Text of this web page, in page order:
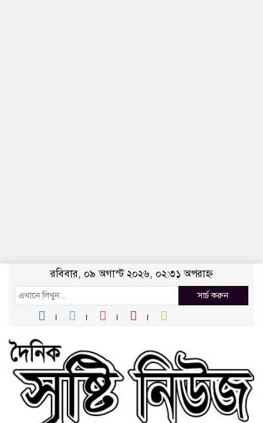
রবিবার, ০৯ অগাস্ট ২০২৬, ০২:৩১ অপরাহ্ন
সার্চ করুন